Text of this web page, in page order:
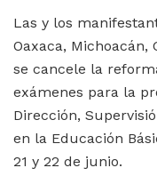
Las y los
Oaxaca, Michoacán,
se cancele la
exámenes para la
Dirección,
en la Educación
21 y 22 de junio.